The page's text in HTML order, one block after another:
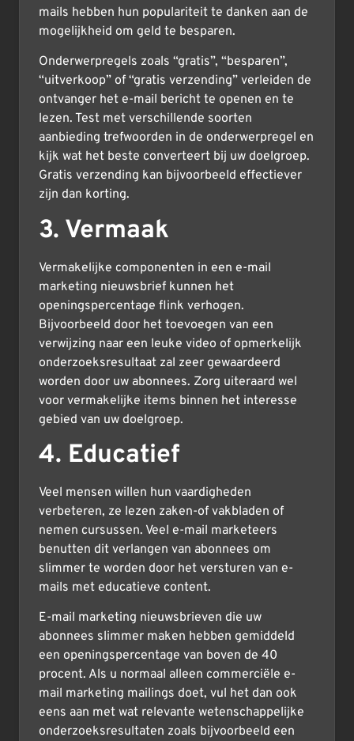
mails hebben hun populariteit te danken aan de
mogelijkheid om geld te besparen.
Onderwerpregels zoals “gratis”, “besparen”,
“uitverkoop” of “gratis verzending” verleiden de
ontvanger het e-mail bericht te openen en te
lezen. Test met verschillende soorten
aanbieding trefwoorden in de onderwerpregel en
kijk wat het beste converteert bij uw doelgroep.
Gratis verzending kan bijvoorbeeld effectiever
zijn dan korting.
3. Vermaak
Vermakelijke componenten in een e-mail
marketing nieuwsbrief kunnen het
openingspercentage flink verhogen.
Bijvoorbeeld door het toevoegen van een
verwijzing naar een leuke video of opmerkelijk
onderzoeksresultaat zal zeer gewaardeerd
worden door uw abonnees. Zorg uiteraard wel
voor vermakelijke items binnen het interesse
gebied van uw doelgroep.
4. Educatief
Veel mensen willen hun vaardigheden
verbeteren, ze lezen zaken-of vakbladen of
nemen cursussen. Veel e-mail marketeers
benutten dit verlangen van abonnees om
slimmer te worden door het versturen van e-
mails met educatieve content.
E-mail marketing nieuwsbrieven die uw
abonnees slimmer maken hebben gemiddeld
een openingspercentage van boven de 40
procent. Als u normaal alleen commerciële e-
mail marketing mailings doet, vul het dan ook
eens aan met wat relevante wetenschappelijke
onderzoeksresultaten zoals bijvoorbeeld een